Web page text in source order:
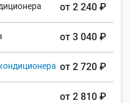
от 2 240 ₽
от 3 040 ₽
от 2 720 ₽
от 2 810 ₽